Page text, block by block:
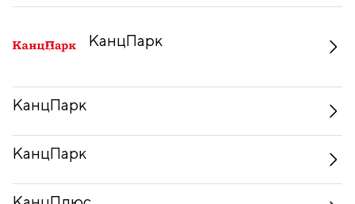
КанцПарк
КанцПарк
КанцПарк